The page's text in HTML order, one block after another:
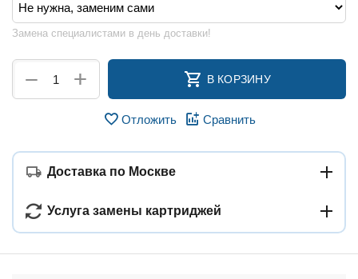
Замена специалистами в день доставки!
+
− В КОРЗИНУ
Отложить Сравнить
Доставка по Москве
Услуга замены картриджей